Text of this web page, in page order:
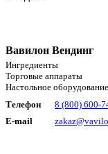
Вавилон Вендинг
Ингредиенты
Торговые аппараты
Настольное оборудование
Телефон
8 (800) 600-
E-mail